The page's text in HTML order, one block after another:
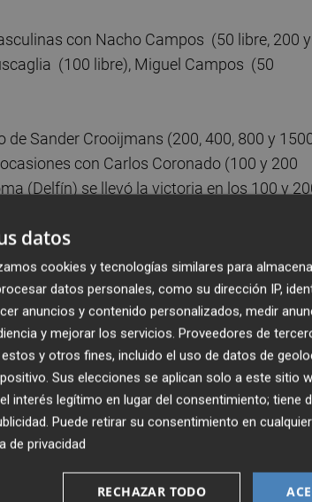
con Nacho Campos (50 libre, 200 y
(100 libre), Miguel Campos (50
Sander Crooijmans (200, 400, 800 y
con Carlos Coronado (100 y 200
(Delfín) se llevó la victoria en los 100 y
absoluta, acumulando sus nadadoras
pasado con 403 puntos. El Delfín
la mano de Noa Martín (400, 800 y 1500
mariposa), además de llevarse la victoria
la mano de Lucía Gauna (50, 100 y 200
datos
cookies y tecnologías similares para
datos personales, como su dirección IP,
anuncios y contenido personalizados, medir
y mejorar los servicios. Proveedores de
y otros fines, incluido el uso de datos de
Sus elecciones se aplican solo a este sitio
interés legítimo en lugar del consentimiento; tiene
. Puede retirar su consentimiento en
de privacidad
RECHAZAR TODO